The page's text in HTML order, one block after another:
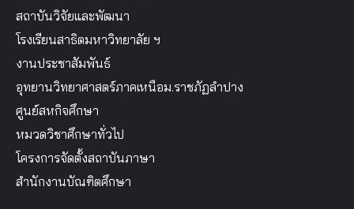
สถาบันวิจัยและพัฒนา
โรงเรียนสาธิตมหาวิทยาลัย ฯ
งานประชาสัมพันธ์
อุทยานวิทยาศาสตร์ภาคเหนือม.ราชภัฏลำปาง
ศูนย์สหกิจศึกษา
หมวดวิชาศึกษาทั่วไป
โครงการจัดตั้งสถาบันภาษา
สำนักงานบัณฑิตศึกษา